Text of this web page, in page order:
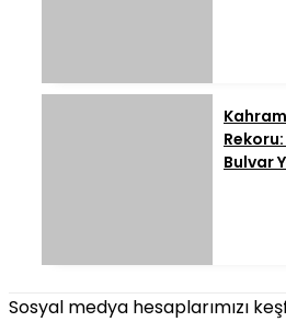
Bulvar
Sosyal medya hesaplarımızı